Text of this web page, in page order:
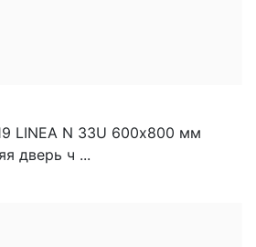
LINEA N 33U 600х800 мм
дверь ч ...